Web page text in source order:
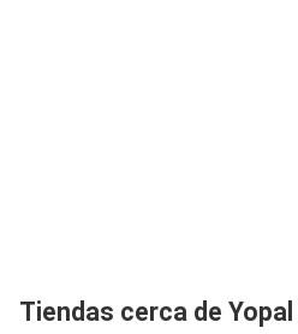
Tiendas cerca de Yopal